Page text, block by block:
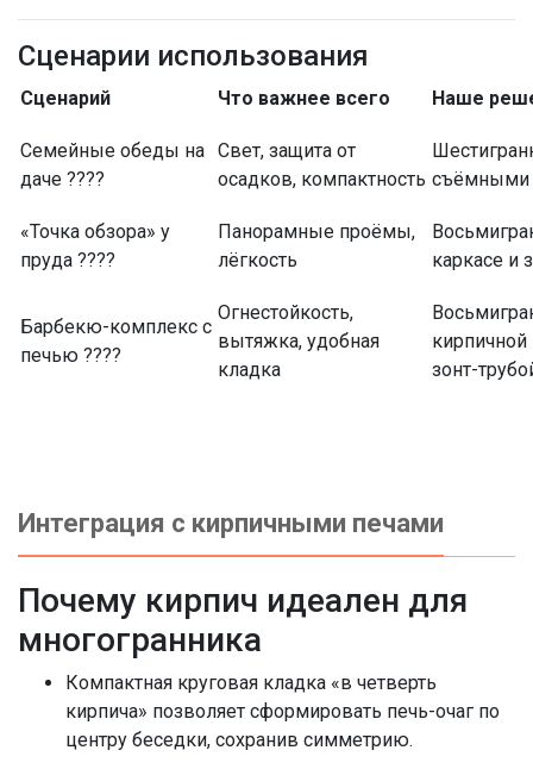
Сценарии использования
Сценарий Что важнее всего Наше
Семейные обеды на
даче ????
Свет, защита от
осадков, компактность съёмными
«Точка обзора» у
пруда ????
Панорамные проёмы,
лёгкость
каркасе и
Барбекю-комплекс с
печью ????
Огнестойкость,
вытяжка, удобная
кладка
зонт-
Интеграция с кирпичными печами
Почему кирпич идеален для
многогранника
Компактная круговая кладка «в четверть
кирпича» позволяет сформировать печь-очаг по
центру беседки, сохранив симметрию.